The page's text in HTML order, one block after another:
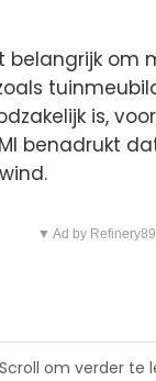
belangrijk om
is,
benadrukt
▼ Ad by Refinery89
Scroll om verder te